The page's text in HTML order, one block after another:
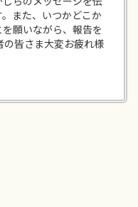
また、いつかどこか
願いながら、報告を
の皆さま大変お疲れ様